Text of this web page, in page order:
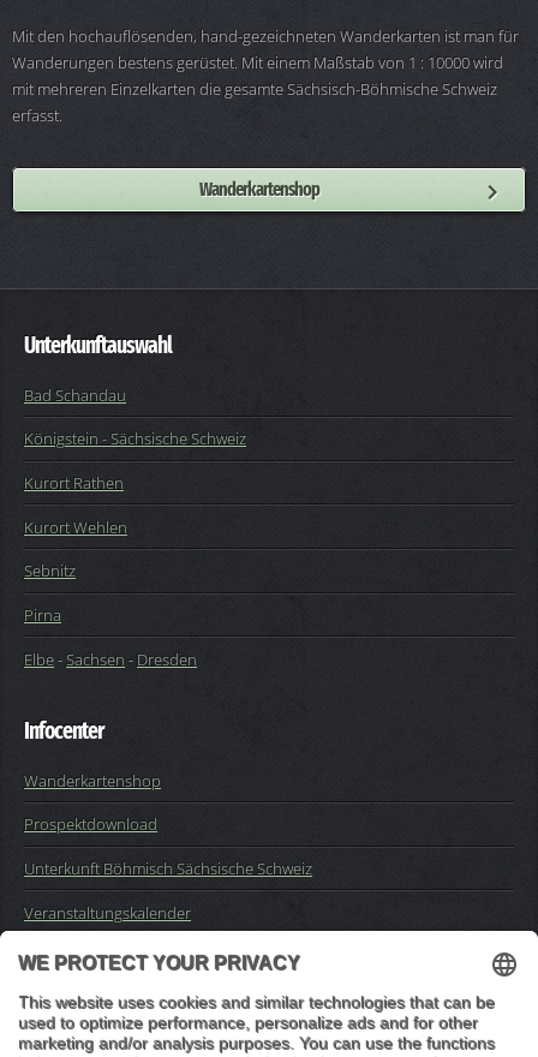
Mit den hochauflösenden, hand-gezeichneten Wanderkarten ist man für
Wanderungen bestens gerüstet. Mit einem Maßstab von 1 : 10000 wird
mit mehreren Einzelkarten die gesamte Sächsisch-Böhmische Schweiz
erfasst.
Wanderkartenshop
Unterkunftauswahl
Bad Schandau
Königstein - Sächsische Schweiz
Kurort Rathen
Kurort Wehlen
Sebnitz
Pirna
Elbe-Sachsen - Dresden
Infocenter
Wanderkartenshop
Prospektdownload
Unterkunft Böhmisch Sächsische Schweiz
Veranstaltungskalender
Impressum